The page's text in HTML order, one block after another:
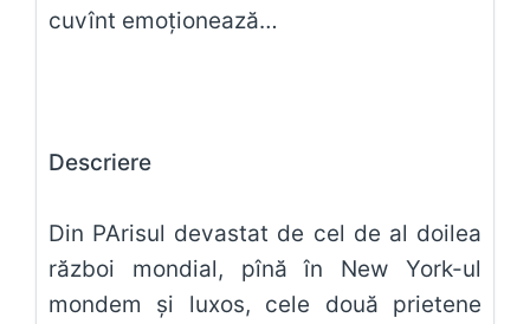
cuvînt emoționează…
Descriere
Din PArisul devastat de cel de al doilea
război mondial, pînă în New York-ul
mondem și luxos, cele două prietene